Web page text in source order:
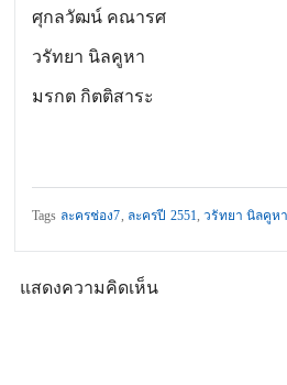
ศุกลวัฒน์ คณารศ
วรัทยา นิลคูหา
มรกต กิตติสาระ
Tags ละครช่อง7, ละครปี 2551,วรัทยา นิลคูห
แสดงความคิดเห็น